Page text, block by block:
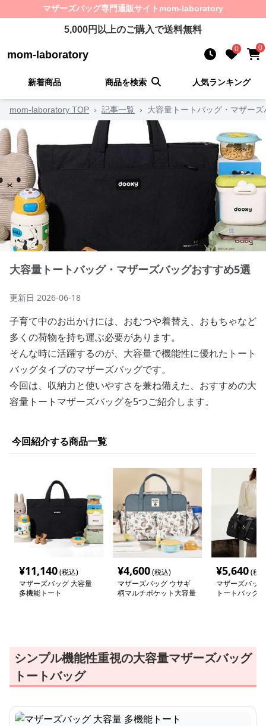
マザーズバッグ専門通販サイト mom-laboratory
5,000円以上のご購入で送料無料
mom-laboratory 0 0
新着商品 商品を検索 人気ランキング
mom-laboratory TOP › 記事一覧 › 大容量トートバッグ・マザー
大容量トートバッグ・マザーズバッグおすすめ5選
更新日 2026-06-18
子育て中のお出かけには、おむつや着替え、おもちゃなど
多くの荷物を持ち運ぶ必要があります。
そんな時に活躍するのが、大容量で機能性に優れたトート
バッグタイプのマザーズバッグです。
今回は、収納力と使いやすさを兼ね備えた、おすすめの大
容量トートマザーズバッグを5つご紹介します。
今回紹介する商品一覧
¥11,140(税込)
マザーズバッグ 大容量
多機能トート
¥4,600(税込)
マザーズバッグ ウサギ
柄マルチポケット大容量
¥5,640(税
マザーズバッ
トートバッグ
シンプル機能性重視の大容量マザーズバッグ
トートバッグ